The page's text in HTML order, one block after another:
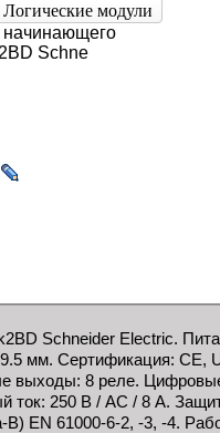
модули
начинающего
Schne
Schneider Electric.
мм. Сертификация: CE,
выходы: 8 реле.
ток: 250 В / АС / 8 A.
EN 61000-6-2, -3, -4.